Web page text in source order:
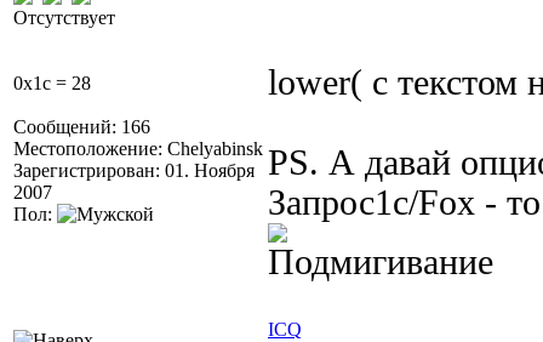
Отсутствует
0x1c = 28
Сообщений: 166
Местоположение: Chelyabinsk
Зарегистрирован: 01. Ноября
2007
Пол:
lower( с текстом
PS. А давай
Запрос1с/Fox -
ICQ